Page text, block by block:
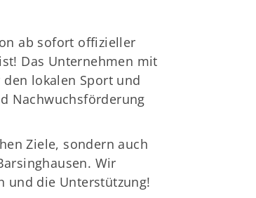
ab sofort offizieller
Das Unternehmen mit
lokalen Sport und
Nachwuchsförderung
Ziele, sondern auch
Wir
und die Unterstützung!